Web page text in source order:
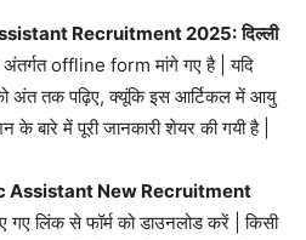
Recruitment 2025: दिल्ली
offline form मांगे गए है | यदि
अंत तक पढ़िए, क्यूंकि इस आर्टिकल में आयु
बारे में पूरी जानकारी शेयर की गयी है |
Assistant New Recruitment
गए लिंक से फॉर्म को डाउनलोड करें | किसी